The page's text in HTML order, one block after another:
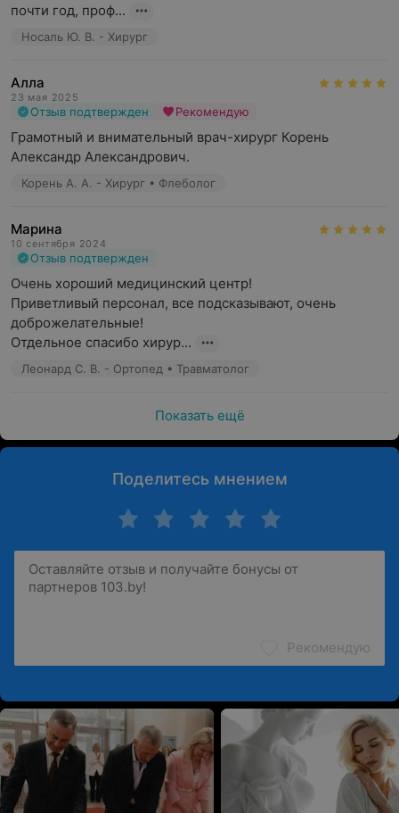
тканей. Предварительно будет проведена тщательная
воспалительных образований.
Наши врачи проведут удаление:
новообразований мягких тканей;
инородных тел в них;
(применяется блокада боли), наружных кровотечениях.
Медицинский персонал обрабатывает травматические,
термические повреждения (перевязки, разнообразные
обработки лекарственными препаратами, другие
манипуляции).
Кроме того, центр «НОВАМЕД» выполняет бережное
снятие швов после проведенных нашими
популярная услуга — амбулаторное лечение
пациентов, прошедших у нас хирургическое лечение
и выписанных из стационара на домашнюю
«НОВАМЕД» оборудовано радиохирургическим
оперативного вмешательства. Он выполняет
нетравматичный разрез, может обеспечивать
Прием ведут опытные врачи, операции проводятся без
последующее динамическое наблюдение пациентов
до их полного выздоровления.
почти год, проф...
Носаль Ю. В. - Хирург
Алла
23 мая 2025
Отзыв подтвержден Рекомендую
Грамотный и внимательный врач-хирург Корень
Александр Александрович.
Корень А. А. - Хирург • Флеболог
Марина
10 сентября 2024
Отзыв подтвержден
Очень хороший медицинский центр!
Приветливый персонал, все подсказывают, очень
доброжелательные!
Отдельное спасибо хирур...
Леонард С. В. - Ортопед • Травматолог
Показать ещё
Поделитесь мнением
Рекомендую